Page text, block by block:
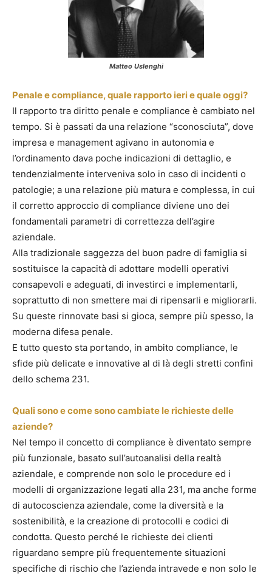
Matteo Uslenghi
Penale e compliance, quale rapporto ieri e quale oggi?
Il rapporto tra diritto penale e compliance è cambiato nel
tempo. Si è passati da una relazione “sconosciuta”, dove
impresa e management agivano in autonomia e
l’ordinamento dava poche indicazioni di dettaglio, e
tendenzialmente interveniva solo in caso di incidenti o
patologie; a una relazione più matura e complessa, in cui
il corretto approccio di compliance diviene uno dei
fondamentali parametri di correttezza dell’agire
aziendale.
Alla tradizionale saggezza del buon padre di famiglia si
sostituisce la capacità di adottare modelli operativi
consapevoli e adeguati, di investirci e implementarli,
soprattutto di non smettere mai di ripensarli e migliorarli.
Su queste rinnovate basi si gioca, sempre più spesso, la
moderna difesa penale.
E tutto questo sta portando, in ambito compliance, le
sfide più delicate e innovative al di là degli stretti confini
dello schema 231.
Quali sono e come sono cambiate le richieste delle
aziende?
Nel tempo il concetto di compliance è diventato sempre
più funzionale, basato sull’autoanalisi della realtà
aziendale, e comprende non solo le procedure ed i
modelli di organizzazione legati alla 231, ma anche forme
di autocoscienza aziendale, come la diversità e la
sostenibilità, e la creazione di protocolli e codici di
condotta. Questo perché le richieste dei clienti
riguardano sempre più frequentemente situazioni
specifiche di rischio che l’azienda intravede e non solo le